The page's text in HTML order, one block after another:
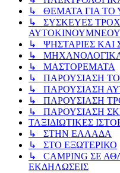
↳ ΘΕΜΑΤΑ ΓΙΑ ΤΟ
↳ ΣΥΣΚΕΥΕΣ
ΑΥΤΟΚΙΝΟΥΜΝΕΟΥ
↳ ΨΗΣΤΑΡΙΕΣ ΚΑΙ
↳
↳ ΜΑΣΤΟΡΕΜΑΤΑ
↳ ΠΑΡΟΥΣΙΑΣΗ
↳ ΠΑΡΟΥΣΙΑΣΗ
↳ ΠΑΡΟΥΣΙΑΣΗ
↳ ΠΑΡΟΥΣΙΑΣΗ
ΤΑΞΙΔΙΩΤΙΚΕΣ
↳ ΣΤΗΝ ΕΛΛΑΔΑ
↳ ΣΤΟ ΕΞΩΤΕΡΙΚΟ
↳ CAMPING ΣΕ
ΕΚΔΗΛΩΣΕΙΣ